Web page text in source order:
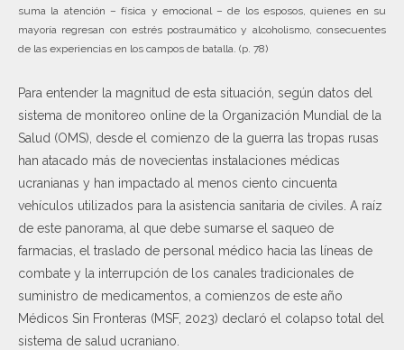
suma la atención – física y emocional – de los esposos, quienes en su
mayoría regresan con estrés postraumático y alcoholismo, consecuentes
de las experiencias en los campos de batalla. (p. 78)
Para entender la magnitud de esta situación, según datos del
sistema de monitoreo online de la Organización Mundial de la
Salud (OMS), desde el comienzo de la guerra las tropas rusas
han atacado más de novecientas instalaciones médicas
ucranianas y han impactado al menos ciento cincuenta
vehículos utilizados para la asistencia sanitaria de civiles. A raíz
de este panorama, al que debe sumarse el saqueo de
farmacias, el traslado de personal médico hacia las líneas de
combate y la interrupción de los canales tradicionales de
suministro de medicamentos, a comienzos de este año
Médicos Sin Fronteras (MSF, 2023) declaró el colapso total del
sistema de salud ucraniano.